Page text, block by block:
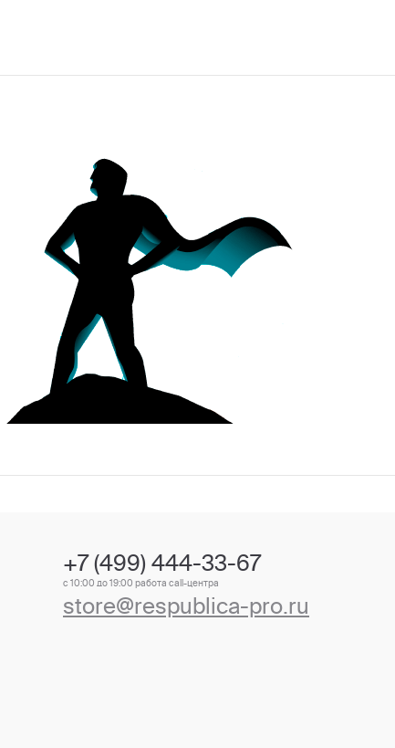
+7 (499) 444-33-67
с 10:00 до 19:00 работа call-центра
store@respublica-pro.ru